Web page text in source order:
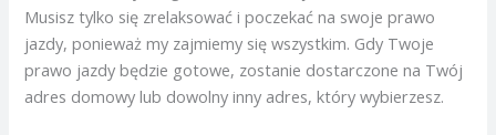
Musisz tylko się zrelaksować i poczekać na swoje prawo
jazdy, ponieważ my zajmiemy się wszystkim. Gdy Twoje
prawo jazdy będzie gotowe, zostanie dostarczone na Twój
adres domowy lub dowolny inny adres, który wybierzesz.